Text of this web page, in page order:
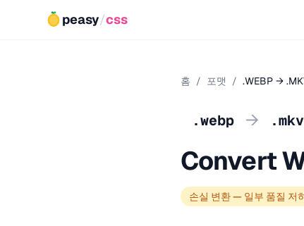
peasy/css
홈 / 포맷 / .WEBP →
.webp → .mkv
Convert
손실 변환 — 일부 품질 저